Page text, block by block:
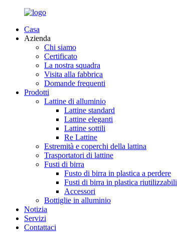
Casa
Azienda
Chi siamo
Certificato
La nostra squadra
Visita alla fabbrica
Domande frequenti
Prodotti
Lattine di alluminio
Lattine standard
Lattine eleganti
Lattine sottili
Re Lattine
Estremità e coperchi della lattina
Trasportatori di lattine
Fusti di birra
Fusto di birra in plastica a perdere
Fusti di birra in plastica riutilizzabili
Accessori
Bottiglie in alluminio
Notizia
Servizi
Contattaci